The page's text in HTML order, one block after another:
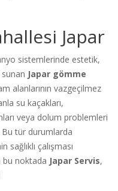
Japar
sistemlerinde estetik,
Japar gömme
alanlarının vazgeçilmez
su kaçakları,
veya dolum problemleri
Bu tür durumlarda
çalışması
bu noktada Japar Servis,